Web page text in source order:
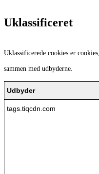
Uklassificeret
Uklassificerede cookies er
sammen med udbyderne.
Udbyder
tags.tiqcdn.com